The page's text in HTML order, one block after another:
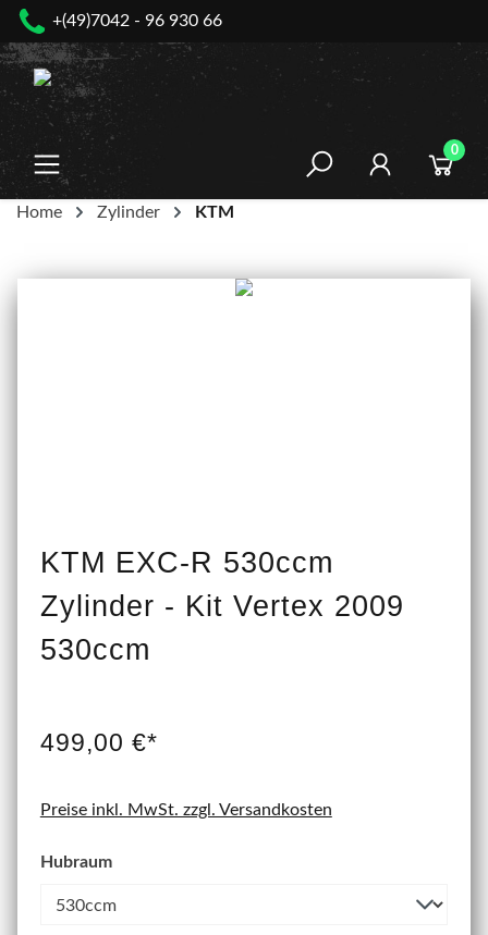
springen
+(49)7042 - 96 930 66
0
Home Zylinder KTM
KTM EXC-R 530ccm
Zylinder - Kit Vertex 2009
530ccm
499,00 €*
Preise inkl. MwSt. zzgl. Versandkosten
Hubraum